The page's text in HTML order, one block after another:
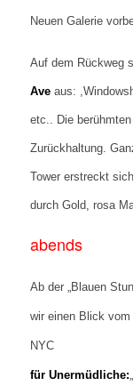
Neuen Galerie
Auf dem Rückweg
Aveaus:
etc.. Die
Zurückhaltung.
Tower erstreckt
durch Gold, rosa
abends
Ab der „Blauen
wir einen Blick vom
NYC
für Unermüdliche: